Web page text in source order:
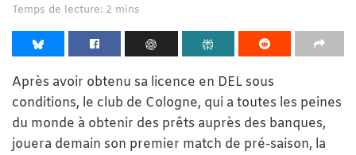
Temps de lecture: 2 mins
Après avoir obtenu sa licence en DEL sous
conditions, le club de Cologne, qui a toutes les peines
du monde à obtenir des prêts auprès des banques,
jouera demain son premier match de pré-saison, la